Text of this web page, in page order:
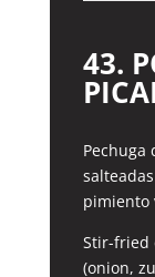
43.
Pechuga
pimiento
Stir-fried
(onion,